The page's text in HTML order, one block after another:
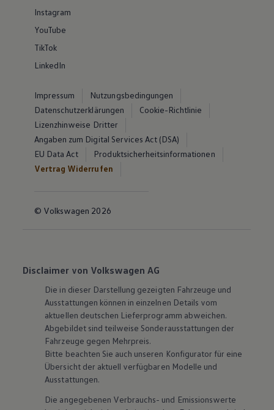
Instagram
YouTube
TikTok
LinkedIn
Impressum
Nutzungsbedingungen
Datenschutzerklärungen
Cookie-Richtlinie
Lizenzhinweise Dritter
Angaben zum Digital Services Act (DSA)
EU Data Act
Produktsicherheitsinformationen
Vertrag Widerrufen
© Volkswagen 2026
Disclaimer von Volkswagen AG
Die in dieser Darstellung gezeigten Fahrzeuge und
Ausstattungen können in einzelnen Details vom
aktuellen deutschen Lieferprogramm abweichen.
Abgebildet sind teilweise Sonderausstattungen der
Fahrzeuge gegen Mehrpreis.
Bitte beachten Sie auch unseren Konfigurator für eine
Übersicht der aktuell verfügbaren Modelle und
Ausstattungen.
Die angegebenen Verbrauchs- und Emissionswerte